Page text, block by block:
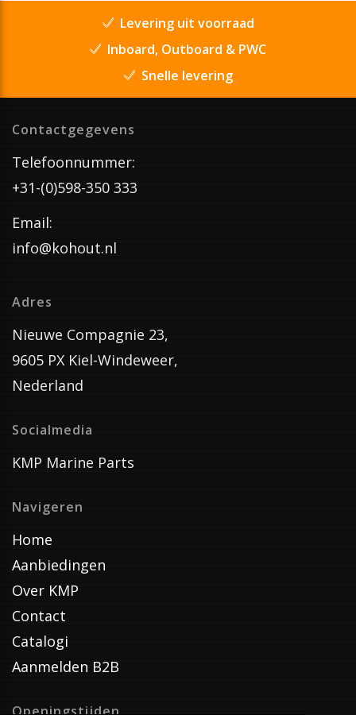
Levering uit voorraad
Inboard, Outboard & PWC
Snelle levering
Contactgegevens
Telefoonnummer:
+31-(0)598-350 333
Email:
info@kohout.nl
Adres
Nieuwe Compagnie 23,
9605 PX Kiel-Windeweer,
Nederland
Socialmedia
KMP Marine Parts
Navigeren
Home
Aanbiedingen
Over KMP
Contact
Catalogi
Aanmelden B2B
Openingstijden